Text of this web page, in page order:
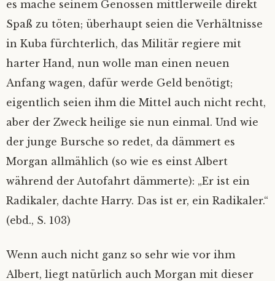
es mache seinem Genossen mittlerweile direkt
Spaß zu töten; überhaupt seien die Verhältnisse
in Kuba fürchterlich, das Militär regiere mit
harter Hand, nun wolle man einen neuen
Anfang wagen, dafür werde Geld benötigt;
eigentlich seien ihm die Mittel auch nicht recht,
aber der Zweck heilige sie nun einmal. Und wie
der junge Bursche so redet, da dämmert es
Morgan allmählich (so wie es einst Albert
während der Autofahrt dämmerte): „Er ist ein
Radikaler, dachte Harry. Das ist er, ein Radikaler.“
(ebd., S. 103)
Wenn auch nicht ganz so sehr wie vor ihm
Albert, liegt natürlich auch Morgan mit dieser